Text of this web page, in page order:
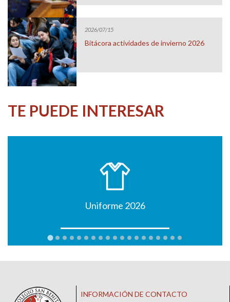
2026/07/15
Bitácora actividades de invierno 2026
TE PUEDE INTERESAR
Uniforme 2026
INFORMACIÓN DE CONTACTO